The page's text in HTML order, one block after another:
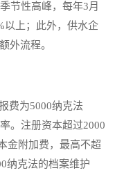
节性高峰，每年3月
以上；此外，供水企
外流程。
费为5000纳克法
。注册资本超过2000
金附加费，最高不超
纳克法的档案维护